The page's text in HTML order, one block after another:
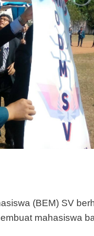
(BEM) SV
mahasiswa